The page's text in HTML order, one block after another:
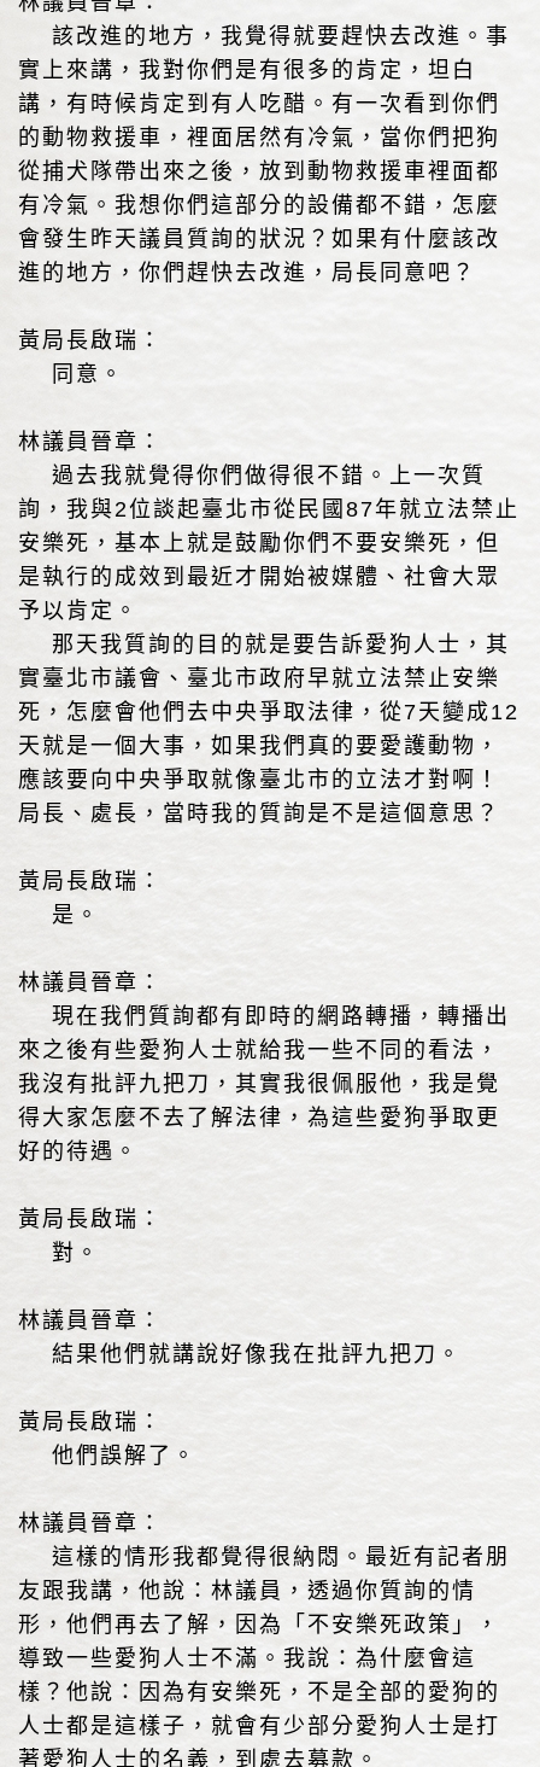
該改進的地方，我覺得就要趕快去改進。事
實上來講，我對你們是有很多的肯定，坦白
講，有時候肯定到有人吃醋。有一次看到你們
的動物救援車，裡面居然有冷氣，當你們把狗
從捕犬隊帶出來之後，放到動物救援車裡面都
有冷氣。我想你們這部分的設備都不錯，怎麼
會發生昨天議員質詢的狀況？如果有什麼該改
進的地方，你們趕快去改進，局長同意吧？
黃局長啟瑞：
同意。
林議員晉章：
過去我就覺得你們做得很不錯。上一次質
詢，我與2位談起臺北市從民國87年就立法禁止
安樂死，基本上就是鼓勵你們不要安樂死，但
是執行的成效到最近才開始被媒體、社會大眾
予以肯定。
那天我質詢的目的就是要告訴愛狗人士，其
實臺北市議會、臺北市政府早就立法禁止安樂
死，怎麼會他們去中央爭取法律，從7天變成12
天就是一個大事，如果我們真的要愛護動物，
應該要向中央爭取就像臺北市的立法才對啊！
局長、處長，當時我的質詢是不是這個意思？
黃局長啟瑞：
是。
林議員晉章：
現在我們質詢都有即時的網路轉播，轉播出
來之後有些愛狗人士就給我一些不同的看法，
我沒有批評九把刀，其實我很佩服他，我是覺
得大家怎麼不去了解法律，為這些愛狗爭取更
好的待遇。
黃局長啟瑞：
對。
林議員晉章：
結果他們就講說好像我在批評九把刀。
黃局長啟瑞：
他們誤解了。
林議員晉章：
這樣的情形我都覺得很納悶。最近有記者朋
友跟我講，他說：林議員，透過你質詢的情
形，他們再去了解，因為「不安樂死政策」，
導致一些愛狗人士不滿。我說：為什麼會這
樣？他說：因為有安樂死，不是全部的愛狗的
人士都是這樣子，就會有少部分愛狗人士是打
著愛狗人士的名義，到處去募款。